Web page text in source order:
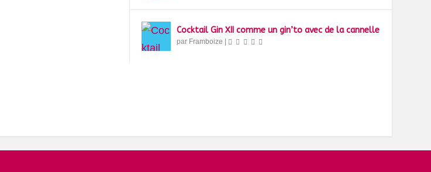
Cocktail Gin XII comme un gin’to avec de la cannelle
par Framboize